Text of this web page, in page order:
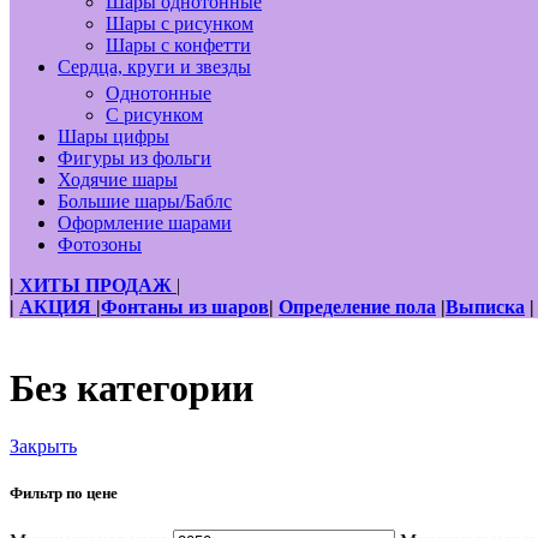
Шары с рисунком
Шары с конфетти
Сердца, круги и звезды
Однотонные
С рисунком
Шары цифры
Фигуры из фольги
Ходячие шары
Большие шары/Баблс
Оформление шарами
Фотозоны
| ХИТЫ ПРОДАЖ |
| АКЦИЯ |Фонтаны из шаров| Определение пола |Выписка |
Без категории
Закрыть
Фильтр по цене